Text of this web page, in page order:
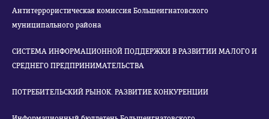
Антитеррористическая комиссия Большеигнатовского
муниципального района
СИСТЕМА ИНФОРМАЦИОННОЙ ПОДДЕРЖКИ В РАЗВИТИИ МАЛОГО И
СРЕДНЕГО ПРЕДПРИНИМАТЕЛЬСТВА
ПОТРЕБИТЕЛЬСКИЙ РЫНОК. РАЗВИТИЕ КОНКУРЕНЦИИ